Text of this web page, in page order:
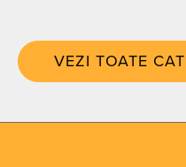
VEZI TOATE